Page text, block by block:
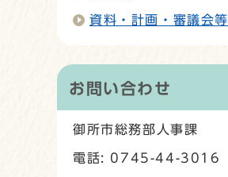
資料・計画・審議会等
お問い合わせ
御所市総務部人事課
電話: 0745-44-3016